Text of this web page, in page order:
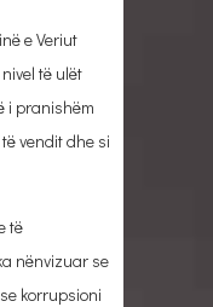
e Veriut
të ulët
i pranishëm
vendit dhe si
të
nënvizuar se
korrupsioni